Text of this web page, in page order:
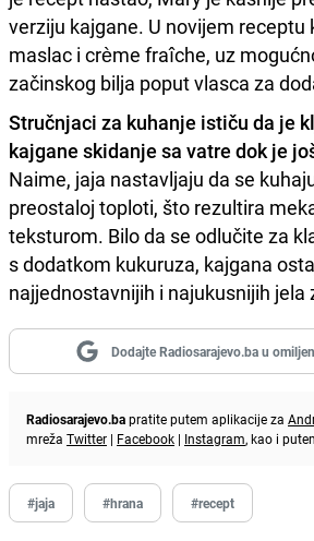
verziju kajgane. U novijem receptu
maslac i crème fraîche, uz
začinskog bilja poput vlasca za
Stručnjaci za kuhanje ističu da je
kajgane skidanje sa vatre dok je
Naime, jaja nastavljaju da se
preostaloj toploti, što rezultira
teksturom. Bilo da se odlučite za
s dodatkom kukuruza, kajgana
najjednostavnijih i najukusnijih jela
Dodajte Radiosarajevo.ba u
Radiosarajevo.bapratite putem aplikacije za
mreža Twitter | Facebook | Instagram, kao i
#jaja #hrana #recept